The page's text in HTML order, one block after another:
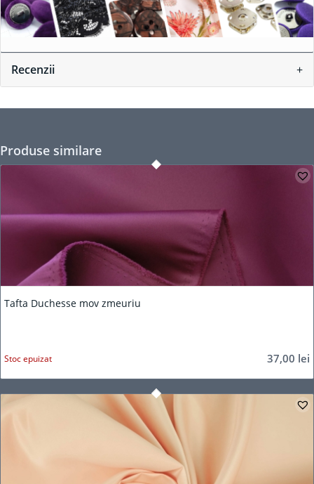
Recenzii
Produse similare
Tafta Duchesse mov zmeuriu
37,00 lei
Stoc epuizat